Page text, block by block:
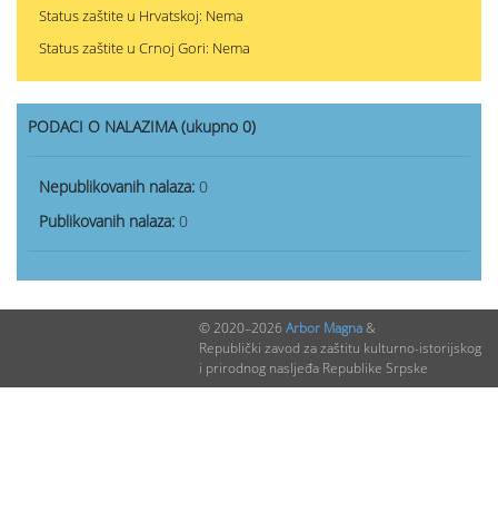
Status zaštite u Hrvatskoj: Nema
Status zaštite u Crnoj Gori: Nema
PODACI O NALAZIMA (ukupno 0)
Nepublikovanih nalaza: 0
Publikovanih nalaza: 0
© 2020–2026 Arbor Magna&
Republički zavod za zaštitu kulturno-istorijskog
i prirodnog nasljeđa Republike Srpske